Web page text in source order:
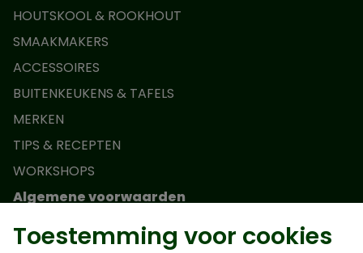
HOUTSKOOL & ROOKHOUT
SMAAKMAKERS
ACCESSOIRES
BUITENKEUKENS & TAFELS
MERKEN
TIPS & RECEPTEN
WORKSHOPS
Algemene voorwaarden
Actievoorwaarden Monolith Junior
Toestemming voor cookies